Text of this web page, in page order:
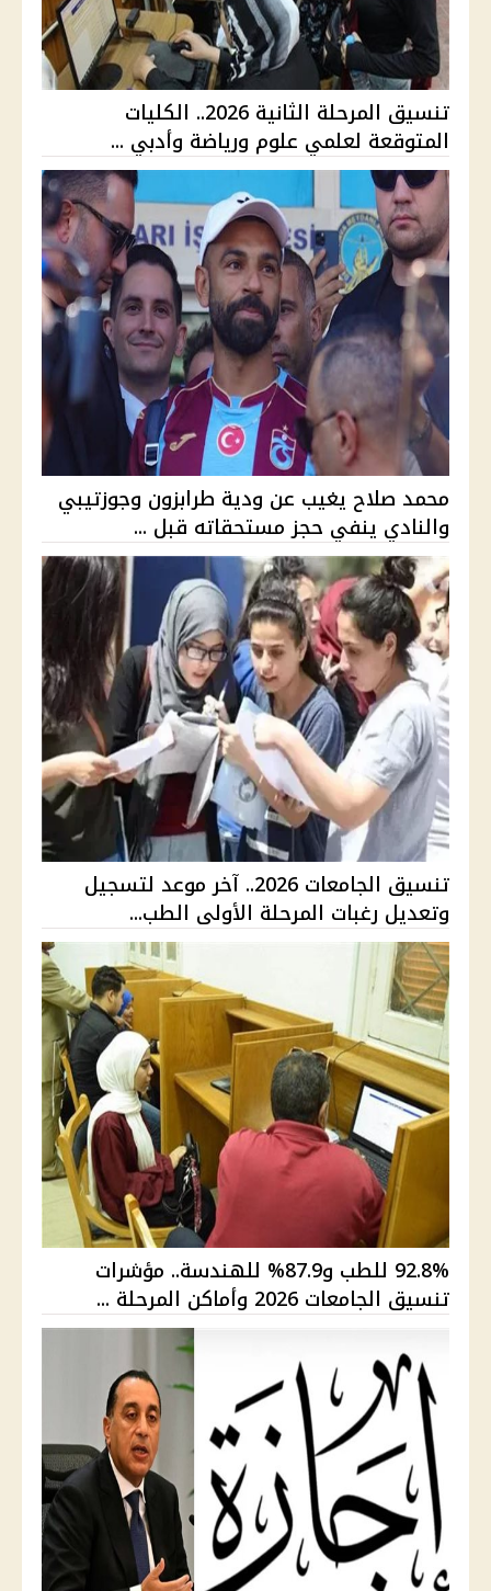
تنسيق المرحلة الثانية 2026.. الكليات
المتوقعة لعلمي علوم ورياضة وأدبي ...
محمد صلاح يغيب عن ودية طرابزون وجوزتيبي
والنادي ينفي حجز مستحقاته قبل ...
تنسيق الجامعات 2026.. آخر موعد لتسجيل
وتعديل رغبات المرحلة الأولى الطب...
92.8% للطب و87.9% للهندسة.. مؤشرات
تنسيق الجامعات 2026 وأماكن المرحلة ...